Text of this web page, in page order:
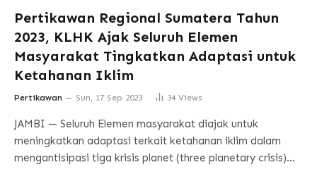
Pertikawan Regional Sumatera Tahun
2023, KLHK Ajak Seluruh Elemen
Masyarakat Tingkatkan Adaptasi untuk
Ketahanan Iklim
Pertikawan Sun, 17 Sep 2023 34 Views
JAMBI — Seluruh Elemen masyarakat diajak untuk
meningkatkan adaptasi terkait ketahanan iklim dalam
mengantisipasi tiga krisis planet (three planetary crisis)…